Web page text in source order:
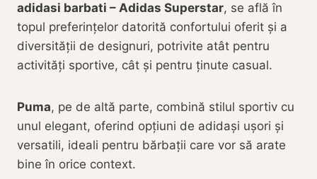
adidasi barbati – Adidas Superstar, se află în
topul preferințelor datorită confortului oferit și a
diversității de designuri, potrivite atât pentru
activități sportive, cât și pentru ținute casual.
Puma, pe de altă parte, combină stilul sportiv cu
unul elegant, oferind opțiuni de adidași ușori și
versatili, ideali pentru bărbații care vor să arate
bine în orice context.